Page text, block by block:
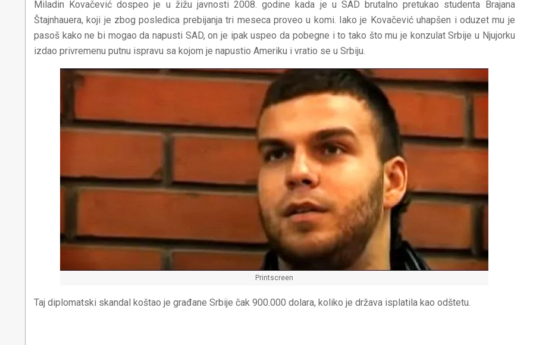
Miladin Kovačević dospeo je u žižu javnosti 2008. godine kada je u SAD brutalno pretukao studenta Brajana
Štajnhauera, koji je zbog posledica prebijanja tri meseca proveo u komi. Iako je Kovačević uhapšen i oduzet mu je
pasoš kako ne bi mogao da napusti SAD, on je ipak uspeo da pobegne i to tako što mu je konzulat Srbije u Njujorku
izdao privremenu putnu ispravu sa kojom je napustio Ameriku i vratio se u Srbiju.
Printscreen
Taj diplomatski skandal koštao je građane Srbije čak 900.000 dolara, koliko je država isplatila kao odštetu.